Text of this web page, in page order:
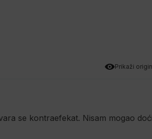
Prikaži
se kontraefekat. Nisam mogao